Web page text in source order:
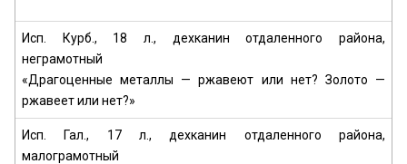
Исп. Курб., 18 л., дехканин отдаленного района,
неграмотный
«Драгоценные металлы — ржавеют или нет? Золото —
ржавеет или нет?»
Исп. Гал., 17 л., дехканин отдаленного района,
малограмотный